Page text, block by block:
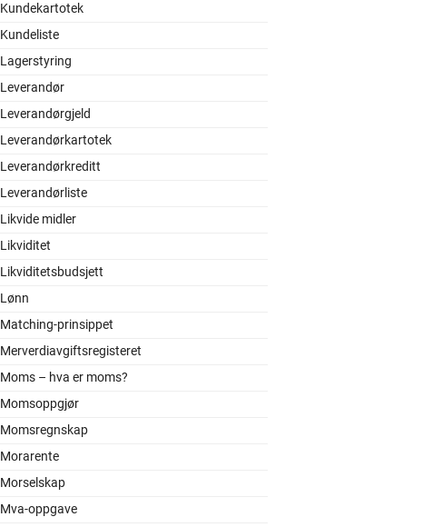
Kundekartotek
Kundeliste
Lagerstyring
Leverandør
Leverandørgjeld
Leverandørkartotek
Leverandørkreditt
Leverandørliste
Likvide midler
Likviditet
Likviditetsbudsjett
Lønn
Matching-prinsippet
Merverdiavgiftsregisteret
Moms – hva er moms?
Momsoppgjør
Momsregnskap
Morarente
Morselskap
Mva-oppgave